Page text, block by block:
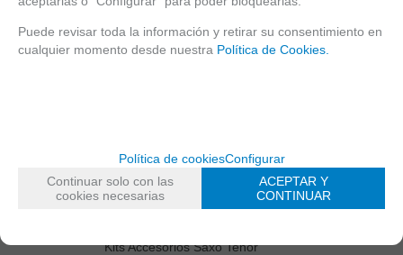
Boquillas
Boquilleros
Cañas
Estuches Guardacañas
Estuches Instrumento
Kits Accesorios Saxo Tenor
Puede revisar toda la información y retirar su consentimiento en
cualquier momento desde nuestra Política de Cookies.
Política de cookiesConfigurar
Continuar solo con las
cookies necesarias
ACEPTAR Y
CONTINUAR